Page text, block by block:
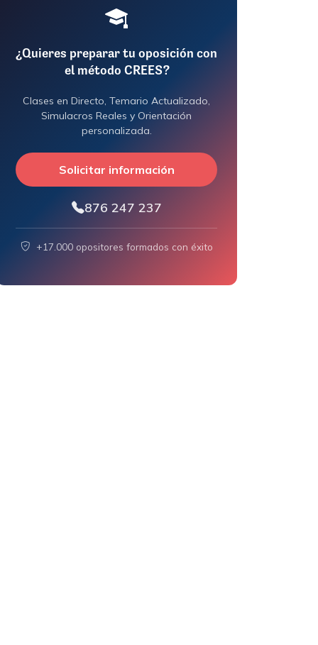
¿Quieres preparar tu oposición con
el método CREES?
Clases en Directo, Temario Actualizado,
Simulacros Reales y Orientación
personalizada.
Solicitar información
876 247 237
+17.000 opositores formados con éxito